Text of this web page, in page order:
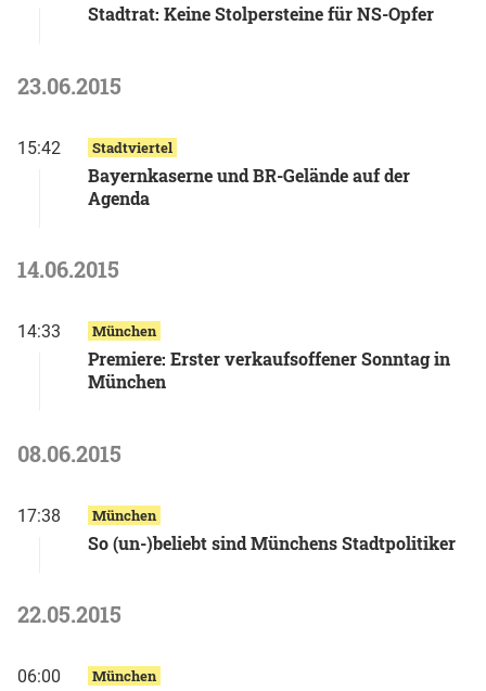
Stadtrat: Keine Stolpersteine für NS-Opfer
23.06.2015
15:42 Stadtviertel
Bayernkaserne und BR-Gelände auf der
Agenda
14.06.2015
14:33 München
Premiere: Erster verkaufsoffener Sonntag in
München
08.06.2015
17:38 München
So (un-)beliebt sind Münchens Stadtpolitiker
22.05.2015
06:00 München